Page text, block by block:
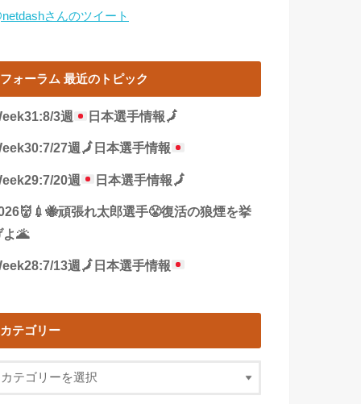
さんのツイート
フォーラム 最近のトピック
3週 日本選手情報🗾
27週🗾 日本選手情報
20週 日本選手情報🗾
頑張れ太郎選手😤復活の狼煙を挙
よ🌋
13週 🗾 日本選手情報
カテゴリー